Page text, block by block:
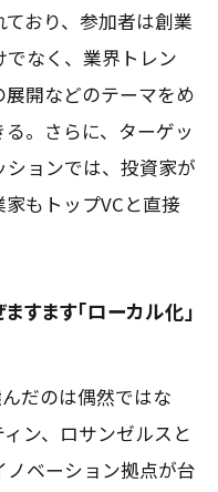
おり、参加者は創業
なく、業界トレン
開などのテーマをめ
。さらに、ターゲッ
ションでは、投資家が
もトップVCと直接
すます「ローカル化」
だのは偶然ではな
ン、ロサンゼルスと
ベーション拠点が台